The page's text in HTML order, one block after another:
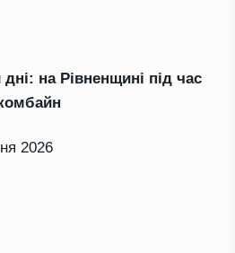
на Рівненщині під час
2026